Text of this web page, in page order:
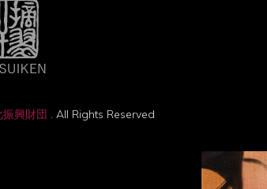
興財団 . All Rights Reserved